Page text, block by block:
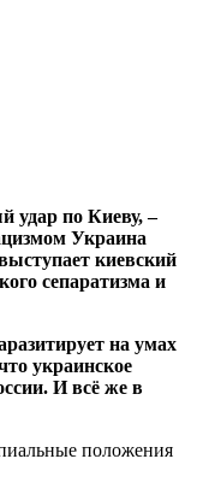
удар по Киеву, –
Украина
киевский
сепаратизма и
на умах
украинское
И всё же в
положения